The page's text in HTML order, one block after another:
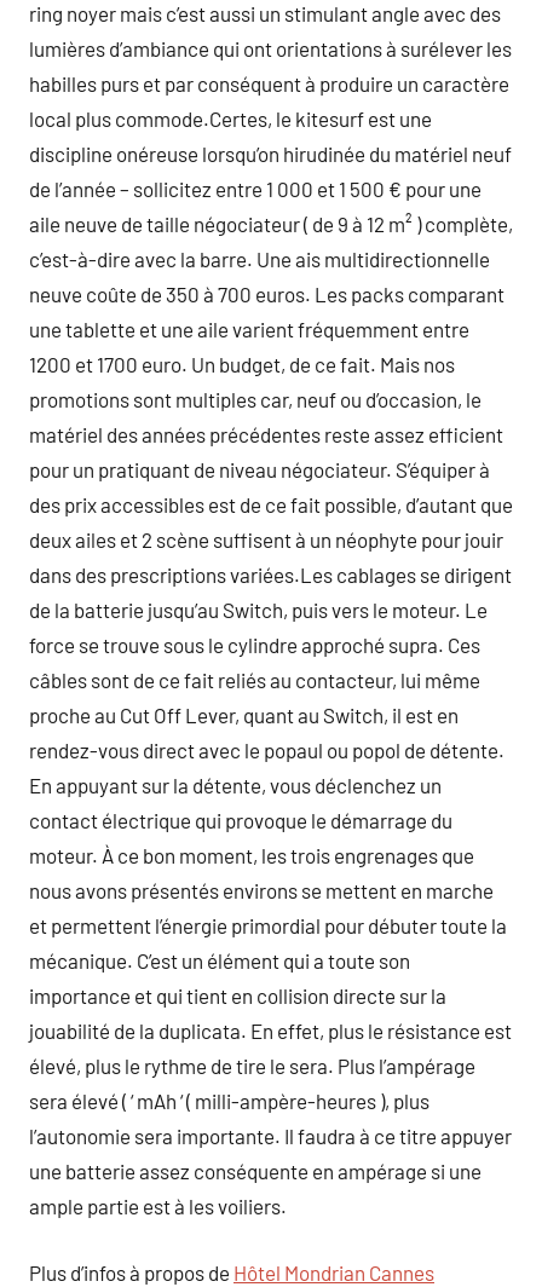
ring noyer mais c’est aussi un stimulant angle avec des
lumières d’ambiance qui ont orientations à surélever les
habilles purs et par conséquent à produire un caractère
local plus commode.Certes, le kitesurf est une
discipline onéreuse lorsqu’on hirudinée du matériel neuf
de l’année – sollicitez entre 1 000 et 1 500 € pour une
aile neuve de taille négociateur ( de 9 à 12 m² ) complète,
c’est-à-dire avec la barre. Une ais multidirectionnelle
neuve coûte de 350 à 700 euros. Les packs comparant
une tablette et une aile varient fréquemment entre
1200 et 1700 euro. Un budget, de ce fait. Mais nos
promotions sont multiples car, neuf ou d’occasion, le
matériel des années précédentes reste assez efficient
pour un pratiquant de niveau négociateur. S’équiper à
des prix accessibles est de ce fait possible, d’autant que
deux ailes et 2 scène suffisent à un néophyte pour jouir
dans des prescriptions variées.Les cablages se dirigent
de la batterie jusqu’au Switch, puis vers le moteur. Le
force se trouve sous le cylindre approché supra. Ces
câbles sont de ce fait reliés au contacteur, lui même
proche au Cut Off Lever, quant au Switch, il est en
rendez-vous direct avec le popaul ou popol de détente.
En appuyant sur la détente, vous déclenchez un
contact électrique qui provoque le démarrage du
moteur. À ce bon moment, les trois engrenages que
nous avons présentés environs se mettent en marche
et permettent l’énergie primordial pour débuter toute la
mécanique. C’est un élément qui a toute son
importance et qui tient en collision directe sur la
jouabilité de la duplicata. En effet, plus le résistance est
élevé, plus le rythme de tire le sera. Plus l’ampérage
sera élevé ( ‘ mAh ‘ ( milli-ampère-heures ), plus
l’autonomie sera importante. Il faudra à ce titre appuyer
une batterie assez conséquente en ampérage si une
ample partie est à les voiliers.
Plus d’infos à propos de Hôtel Mondrian Cannes